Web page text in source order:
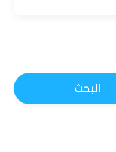
البحث